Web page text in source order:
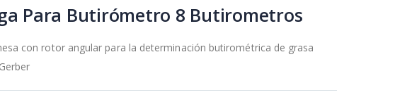
Para Butirómetro 8 Butirometros
con rotor angular para la determinación butirométrica de grasa